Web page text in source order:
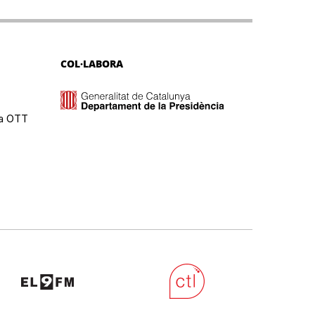
OTT
COL·LABORA